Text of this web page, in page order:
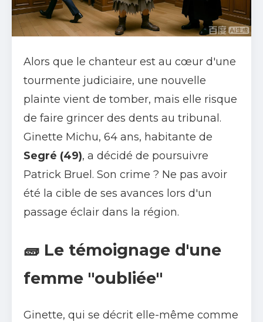
Alors que le chanteur est au cœur d'une
tourmente judiciaire, une nouvelle
plainte vient de tomber, mais elle risque
de faire grincer des dents au tribunal.
Ginette Michu, 64 ans, habitante de
Segré (49), a décidé de poursuivre
Patrick Bruel. Son crime ? Ne pas avoir
été la cible de ses avances lors d'un
passage éclair dans la région.
🧱 Le témoignage d'une
femme "oubliée"
Ginette, qui se décrit elle-même comme